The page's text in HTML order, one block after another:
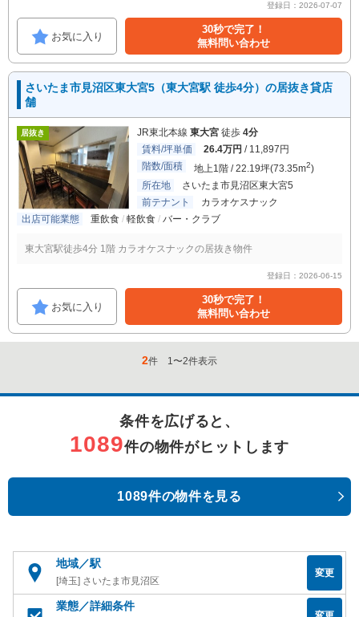
登録日：2026-07-07
お気に入り
30秒で完了！
無料問い合わせ
さいたま市見沼区東大宮5（東大宮駅 徒歩4分）の居抜き貸店
舗
居抜き JR東北本線 東大宮 徒歩 4分
賃料/坪単価
26.4万円 / 11,897円
階数/面積
地上1階 / 22.19坪(73.35m2)
所在地
さいたま市見沼区東大宮5
前テナント
カラオケスナック
出店可能業態
重飲食 軽飲食 バー・クラブ
東大宮駅徒歩4分 1階 カラオケスナックの居抜き物件
登録日：2026-06-15
お気に入り
30秒で完了！
無料問い合わせ
2件 1〜2件表示
条件を広げると、
1089件の物件がヒットします
1089件の物件を見る
地域／駅
[埼玉] さいたま市見沼区
変更
業態／詳細条件